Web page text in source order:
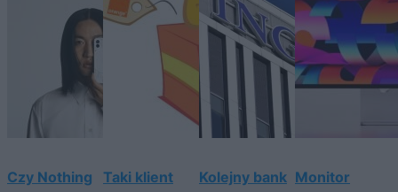
Czy Nothing
Taki klient
Kolejny bank Monitor